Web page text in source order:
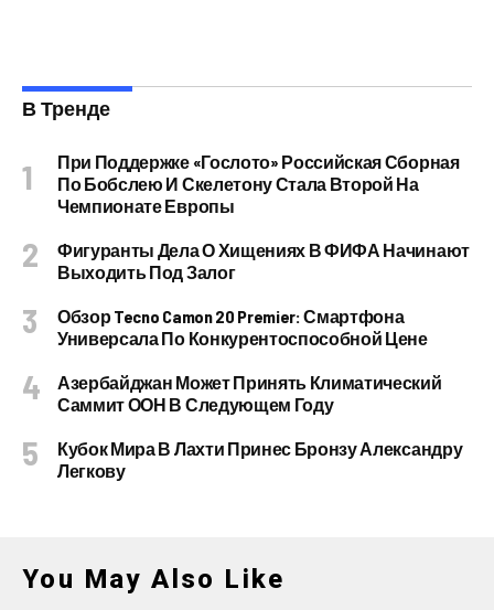
В Тренде
При Поддержке «Гослото» Российская Сборная
По Бобслею И Скелетону Стала Второй На
Чемпионате Европы
Фигуранты Дела О Хищениях В ФИФА Начинают
Выходить Под Залог
Обзор Tecno Camon 20 Premier: Смартфона
Универсала По Конкурентоспособной Цене
Азербайджан Может Принять Климатический
Саммит ООН В Следующем Году
Кубок Мира В Лахти Принес Бронзу Александру
Легкову
You May Also Like